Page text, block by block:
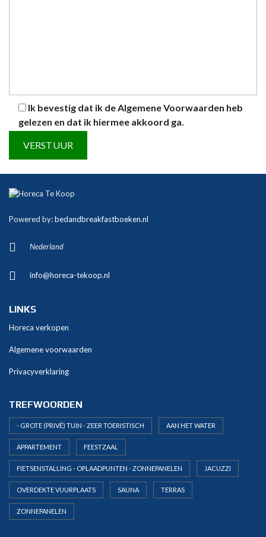
Ik bevestig dat ik de Algemene Voorwaarden heb
gelezen en dat ik hiermee akkoord ga.
l
e
n
t
v
e
Powered by:bedandbreakfastboeken.nl
Nederland
info@horeca-tekoop.nl
LINKS
Horeca verkopen
Algemene voorwaarden
Privacyverklaring
TREFWOORDEN
- GROTE (PRIVÉ) TUIN - ZEER TOERISTISCH AAN HET WATER
APPARTEMENT FEESTZAAL
FIETSENSTALLING - OPLAADPUNTEN - ZONNEPANELEN JACUZZI
OVERDEKTE VUURPLAATS SAUNA TERRAS
ZONNEPANELEN